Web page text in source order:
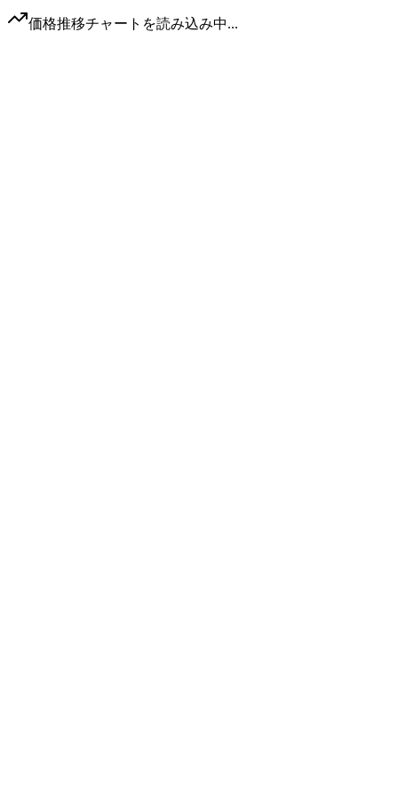
価格推移チャートを読み込み中...